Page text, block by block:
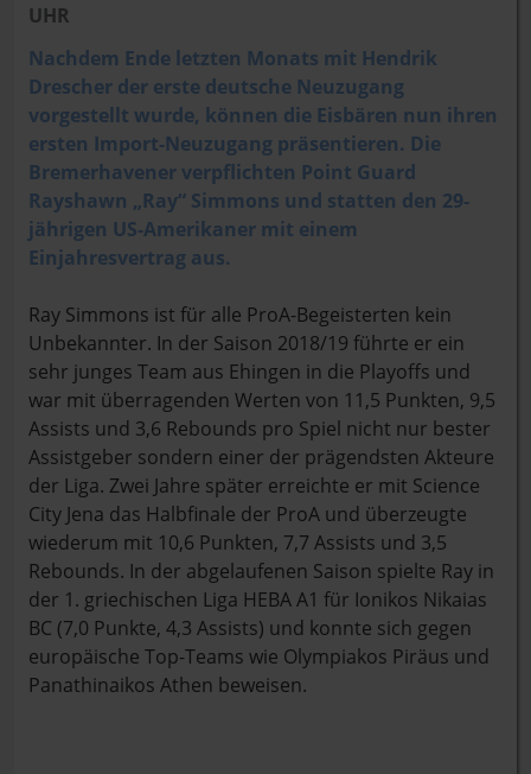
UHR
Nachdem Ende letzten Monats mit Hendrik
Drescher der erste deutsche Neuzugang
vorgestellt wurde, können die Eisbären nun ihren
ersten Import-Neuzugang präsentieren. Die
Bremerhavener verpflichten Point Guard
Rayshawn „Ray“ Simmons und statten den 29-
jährigen US-Amerikaner mit einem
Einjahresvertrag aus.
Ray Simmons ist für alle ProA-Begeisterten kein
Unbekannter. In der Saison 2018/19 führte er ein
sehr junges Team aus Ehingen in die Playoffs und
war mit überragenden Werten von 11,5 Punkten, 9,5
Assists und 3,6 Rebounds pro Spiel nicht nur bester
Assistgeber sondern einer der prägendsten Akteure
der Liga. Zwei Jahre später erreichte er mit Science
City Jena das Halbfinale der ProA und überzeugte
wiederum mit 10,6 Punkten, 7,7 Assists und 3,5
Rebounds. In der abgelaufenen Saison spielte Ray in
der 1. griechischen Liga HEBA A1 für Ionikos Nikaias
BC (7,0 Punkte, 4,3 Assists) und konnte sich gegen
europäische Top-Teams wie Olympiakos Piräus und
Panathinaikos Athen beweisen.